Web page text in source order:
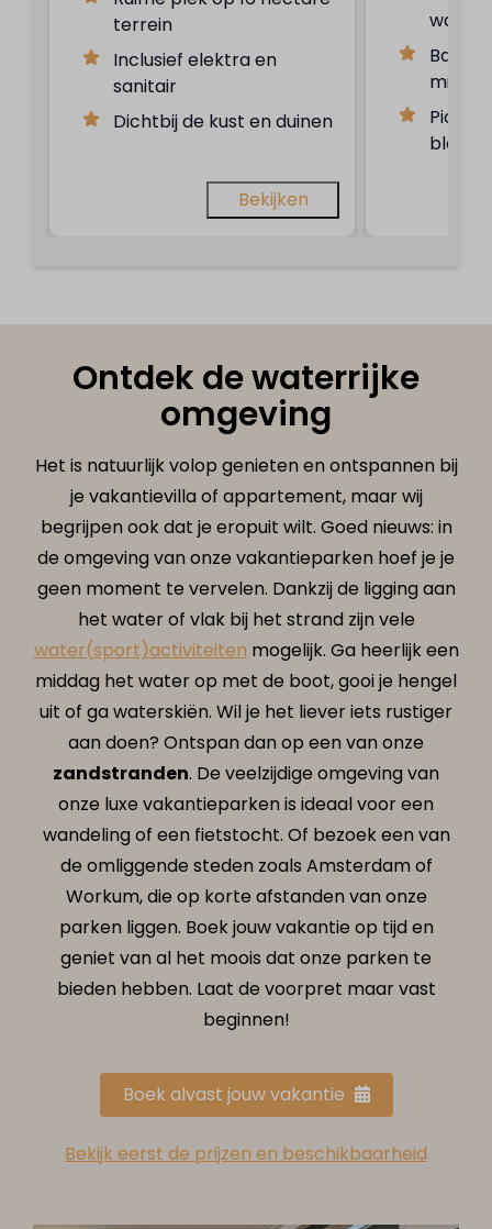
terrein
Inclusief elektra en
sanitair
Dichtbij de kust en duinen
Bekijken
Basic
Ontdek de waterrijke
omgeving
Het is natuurlijk volop genieten en ontspannen bij
je vakantievilla of appartement, maar wij
begrijpen ook dat je eropuit wilt. Goed nieuws: in
de omgeving van onze vakantieparken hoef je je
geen moment te vervelen. Dankzij de ligging aan
het water of vlak bij het strand zijn vele
water(sport)activiteiten mogelijk. Ga heerlijk een
middag het water op met de boot, gooi je hengel
uit of ga waterskiën. Wil je het liever iets rustiger
aan doen? Ontspan dan op een van onze
zandstranden. De veelzijdige omgeving van
onze luxe vakantieparken is ideaal voor een
wandeling of een fietstocht. Of bezoek een van
de omliggende steden zoals Amsterdam of
Workum, die op korte afstanden van onze
parken liggen. Boek jouw vakantie op tijd en
geniet van al het moois dat onze parken te
bieden hebben. Laat de voorpret maar vast
beginnen!
Boek alvast jouw vakantie
Bekijk eerst de prijzen en beschikbaarheid